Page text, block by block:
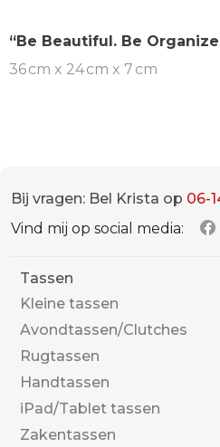
“Be Beautiful. Be
36 cm x 24 cm x 7 cm
Bij vragen: Bel Krista op 06-
Vind mij op social media:
Tassen
Kleine tassen
Avondtassen/Clutches
Rugtassen
Handtassen
iPad/Tablet tassen
Zakentassen